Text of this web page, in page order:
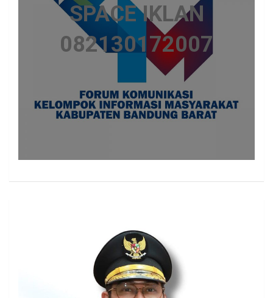
SPACE IKLAN
082130172007